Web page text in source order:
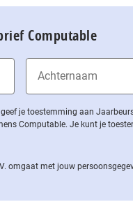
Computable
je toestemming aan
Computable. Je kunt je
omgaat met jouw